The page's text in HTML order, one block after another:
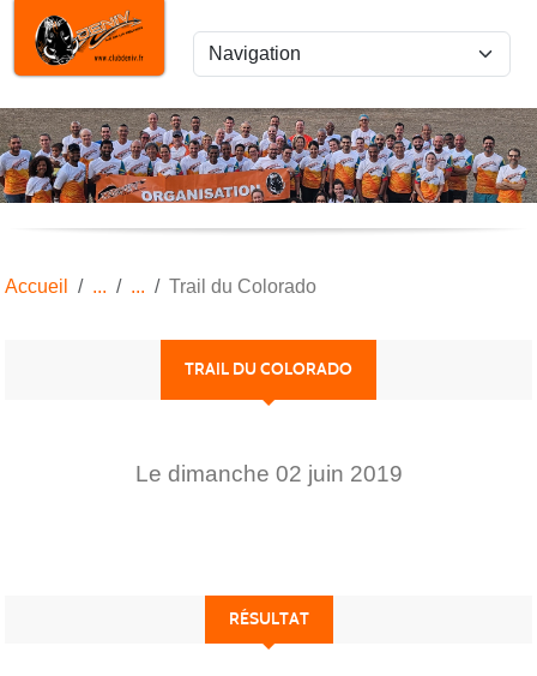
Accueil Trail du Colorado
TRAIL DU COLORADO
Le dimanche 02 juin 2019
RÉSULTAT
Panneau de gestion des cookies